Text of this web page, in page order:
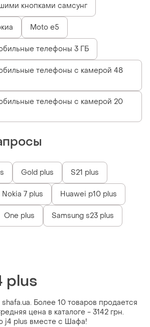
кнопками самсунг
Moto e5
телефоны 3 ГБ
телефоны с камерой 48
телефоны с камерой 20
Gold plus S21 plus
Nokia 7 plus Huawei p10 plus
One plus Samsung s23 plus
plus
Более 10 товаров продается
цена в каталоге - 3142 грн.
j4 plus вместе с Шафа!